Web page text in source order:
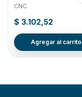
CNC
$ 3.102,52
Agregar al carrito